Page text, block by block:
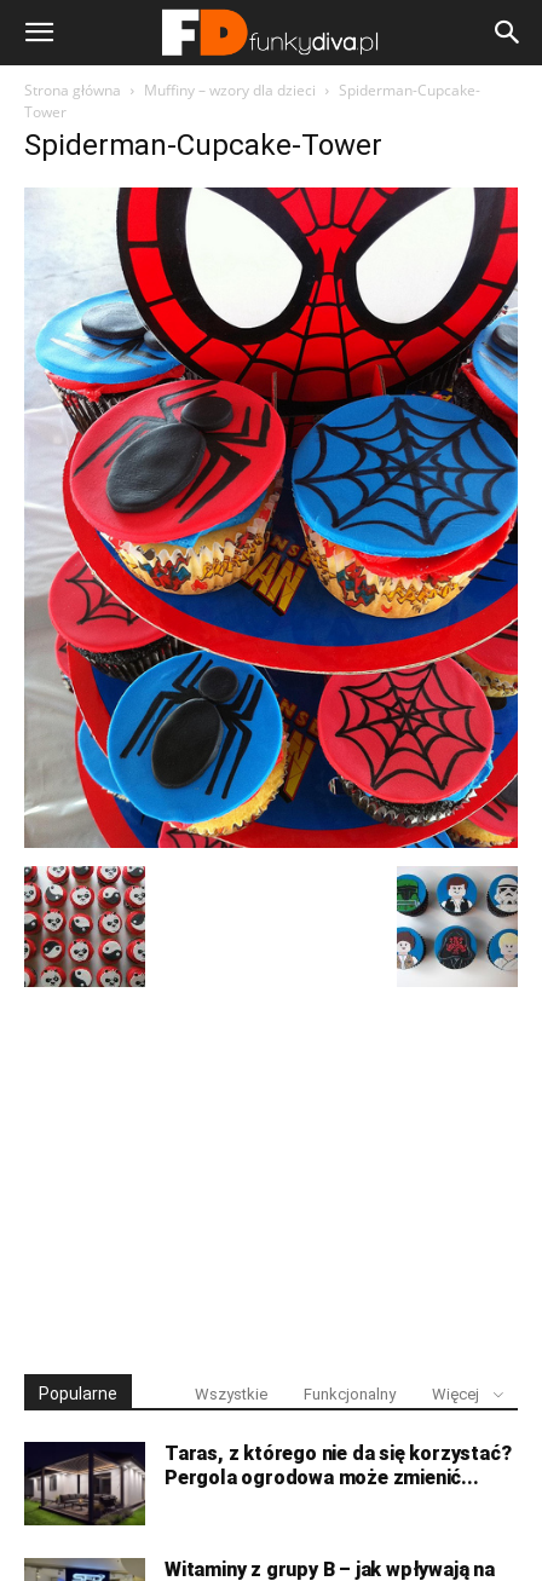
Strona główna Muffiny – wzory dla dzieci
Spiderman-Cupcake-
Tower
Spiderman-Cupcake-Tower
Popularne Wszystkie Funkcjonalny Więcej
Taras, z którego nie da się korzystać?
Pergola ogrodowa może zmienić...
Witaminy z grupy B – jak wpływają na